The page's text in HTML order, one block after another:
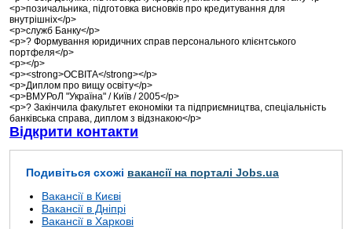
<p>позичальника, підготовка висновків про кредитування для
внутрішніх</p>
<p>служб Банку</p>
<p>? Формування юридичних справ персонального клієнтського
портфеля</p>
<p></p>
<p><strong>ОСВІТА</strong></p>
<p>Диплом про вищу освіту</p>
<p>ВМУРоЛ "Україна" / Київ / 2005</p>
<p>? Закінчила факультет економіки та підприємництва, спеціальність
банківська справа, диплом з відзнакою</p>
Відкрити контакти
Подивіться схожі вакансії на порталі Jobs.ua
Вакансії в Києві
Вакансії в Дніпрі
Вакансії в Харкові